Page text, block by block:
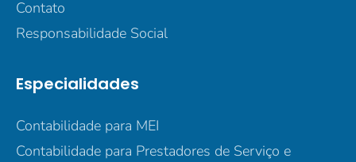
Contato
Responsabilidade Social
Especialidades
Contabilidade para MEI
Contabilidade para Prestadores de Serviço e